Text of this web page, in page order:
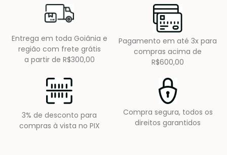
Entrega em toda Goiânia e
região com frete grátis
a partir de R$300,00
Pagamento em até 3x para
compras acima de
R$600,00
3% de desconto para
compras à vista no PIX
Compra segura, todos os
direitos garantidos